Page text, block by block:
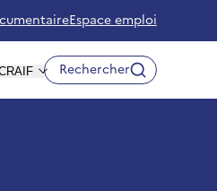
Espace emploi
Rechercher